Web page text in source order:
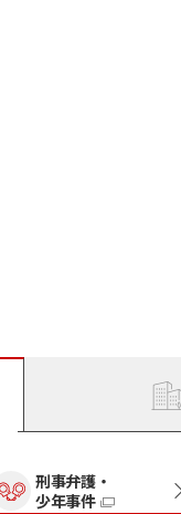
刑事弁護・
少年事件